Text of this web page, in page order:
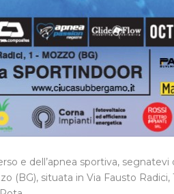
e dell’apnea sportiva, segnatevi
(BG), situata in Via Fausto